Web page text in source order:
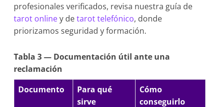
profesionales verificados, revisa nuestra guía de
tarot onliney detarot telefónico, donde
priorizamos seguridad y formación.
Tabla 3 — Documentación útil ante una
reclamación
Documento
Para qué
sirve
Cómo
conseguirlo